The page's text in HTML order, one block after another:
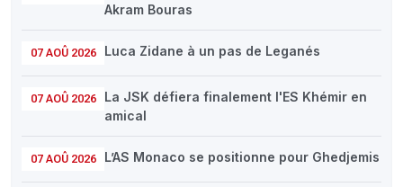
Akram Bouras
07 AOÛ 2026 Luca Zidane à un pas de Leganés
07 AOÛ 2026
La JSK défiera finalement l'ES Khémir en
amical
07 AOÛ 2026 L’AS Monaco se positionne pour Ghedjemis